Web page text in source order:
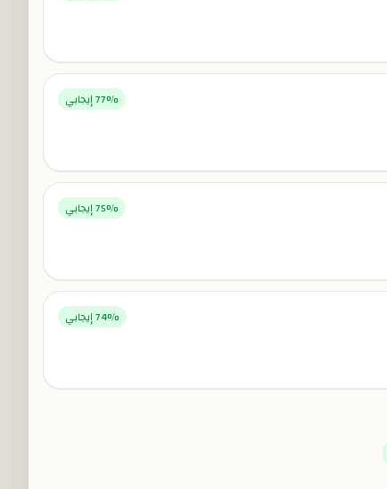
77% إيجابي
75% إيجابي
74% إيجابي